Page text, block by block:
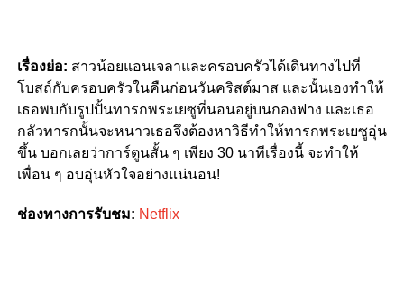
เรื่องย่อ: สาวน้อยแอนเจลาและครอบครัวได้เดินทางไปที่
โบสถ์กับครอบครัวในคืนก่อนวันคริสต์มาส และนั้นเองทำให้
เธอพบกับรูปปั้นทารกพระเยซูที่นอนอยู่บนกองฟาง และเธอ
กลัวทารกนั้นจะหนาวเธอจึงต้องหาวิธีทำให้ทารกพระเยซูอุ่น
ขึ้น บอกเลยว่าการ์ตูนสั้น ๆ เพียง 30 นาทีเรื่องนี้ จะทำให้
เพื่อน ๆ อบอุ่นหัวใจอย่างแน่นอน!
ช่องทางการรับชม: Netflix